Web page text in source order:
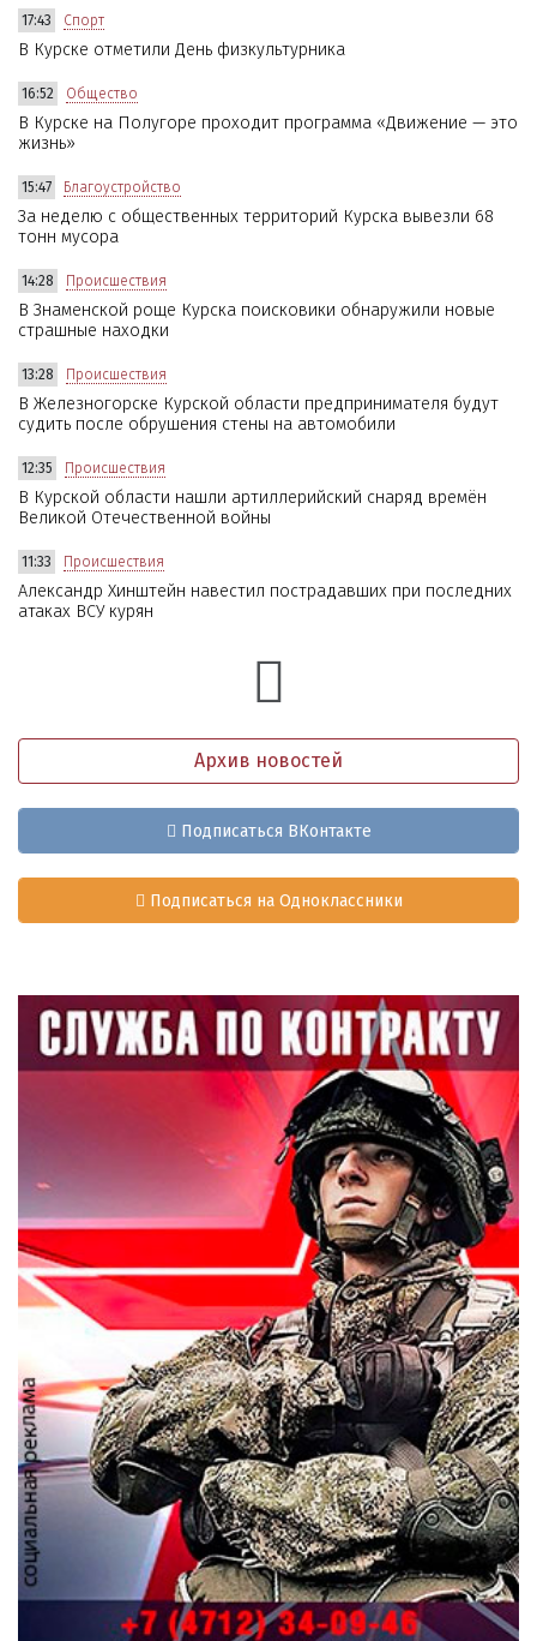
17:43 Спорт
В Курске отметили День физкультурника
16:52 Общество
В Курске на Полугоре проходит программа «Движение — это
жизнь»
15:47 Благоустройство
За неделю с общественных территорий Курска вывезли 68
тонн мусора
14:28 Происшествия
В Знаменской роще Курска поисковики обнаружили новые
страшные находки
13:28 Происшествия
В Железногорске Курской области предпринимателя будут
судить после обрушения стены на автомобили
12:35 Происшествия
В Курской области нашли артиллерийский снаряд времён
Великой Отечественной войны
11:33 Происшествия
Александр Хинштейн навестил пострадавших при последних
атаках ВСУ курян
Архив новостей
Подписаться ВКонтакте
Подписаться на Одноклассники